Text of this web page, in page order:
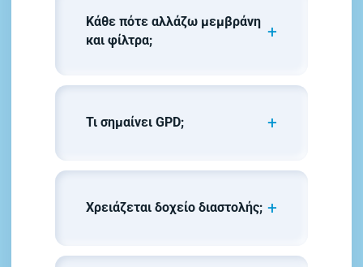
Κάθε πότε αλλάζω μεμβράνη
και φίλτρα;
Τι σημαίνει GPD;
Χρειάζεται δοχείο διαστολής;